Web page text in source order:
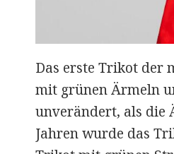
Das erste Trikot der
mit grünen Ärmeln
unverändert, als die
Jahren wurde das